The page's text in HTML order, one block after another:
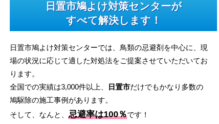
日置市鳩よけ対策センターが
すべて解決します！
日置市鳩よけ対策センターでは、鳥類の忌避剤を中心に、現
場の状況に応じて適した対処法をご提案させていただいてお
ります。
全国での実績は3,000件以上、
日置市だけでもかなり多数の
鳩駆除の施工事例があります。
そして、なんと、 忌避率は100％です！